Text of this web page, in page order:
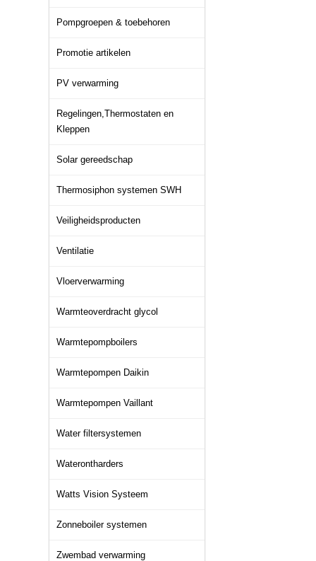
Pompgroepen & toebehoren
Promotie artikelen
PV verwarming
Regelingen,Thermostaten en
Kleppen
Solar gereedschap
Thermosiphon systemen SWH
Veiligheidsproducten
Ventilatie
Vloerverwarming
Warmteoverdracht glycol
Warmtepompboilers
Warmtepompen Daikin
Warmtepompen Vaillant
Water filtersystemen
Waterontharders
Watts Vision Systeem
Zonneboiler systemen
Zwembad verwarming